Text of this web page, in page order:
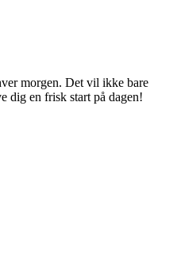
morgen. Det vil ikke bare
dig en frisk start på dagen!